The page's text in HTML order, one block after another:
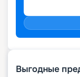
Выгодные